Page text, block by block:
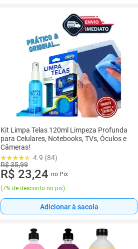
Kit Limpa Telas 120ml Limpeza Profunda
para Celulares, Notebooks, TVs, Óculos e
Câmeras!
4.9 (84)
R$ 35,99
R$ 23,24 no Pix
(7% de desconto no pix)
Adicionar à sacola